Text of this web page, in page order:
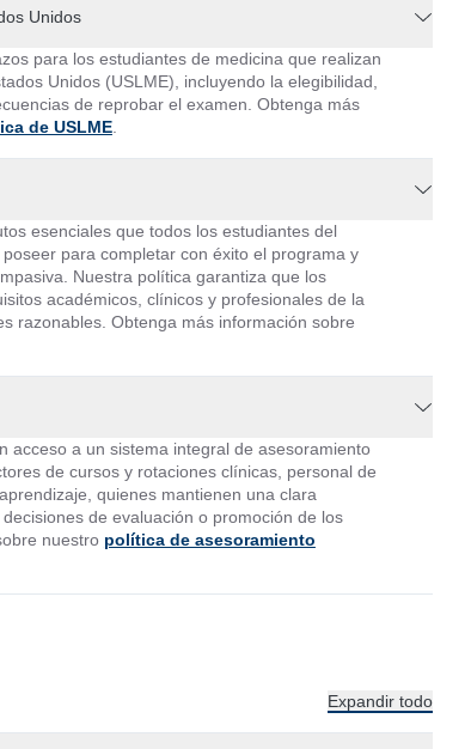
Unidos
para los estudiantes de medicina que realizan
Unidos (USLME), incluyendo la elegibilidad,
de reprobar el examen. Obtenga más
de USLME.
esenciales que todos los estudiantes del
para completar con éxito el programa y
Nuestra política garantiza que los
académicos, clínicos y profesionales de la
razonables. Obtenga más información sobre
acceso a un sistema integral de asesoramiento
de cursos y rotaciones clínicas, personal de
quienes mantienen una clara
de evaluación o promoción de los
nuestro política de asesoramiento
Expandir todo